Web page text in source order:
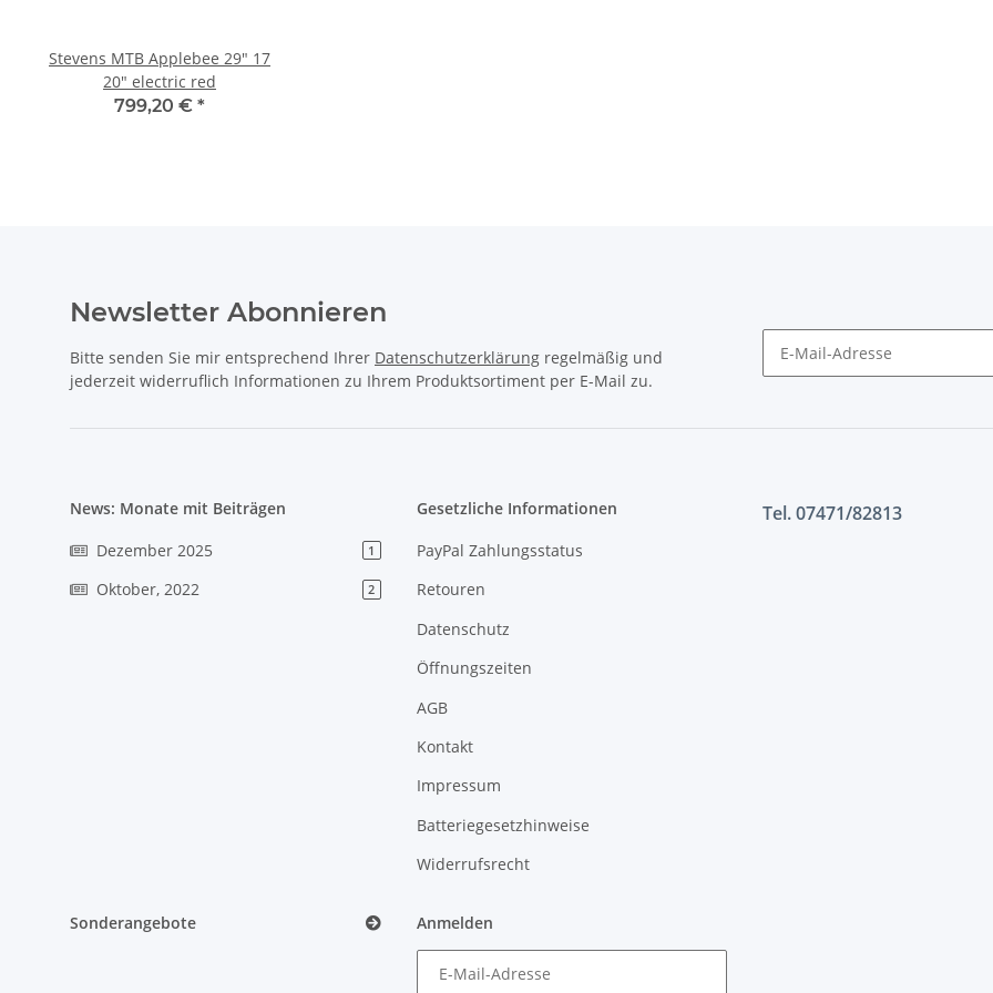
Stevens MTB Applebee 29" 17
20" electric red
799,20 € *
Newsletter Abonnieren
Bitte senden Sie mir entsprechend Ihrer Datenschutzerklärung regelmäßig und
jederzeit widerruflich Informationen zu Ihrem Produktsortiment per E-Mail zu.
News: Monate mit Beiträgen
Dezember 2025 1
Oktober, 2022 2
Gesetzliche Informationen
PayPal Zahlungsstatus
Retouren
Datenschutz
Öffnungszeiten
AGB
Kontakt
Impressum
Batteriegesetzhinweise
Widerrufsrecht
Tel. 07471/82813
Sonderangebote Anmelden
E-Mail-Adresse